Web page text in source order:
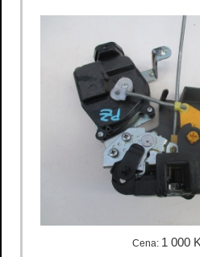
Cena: 1 000